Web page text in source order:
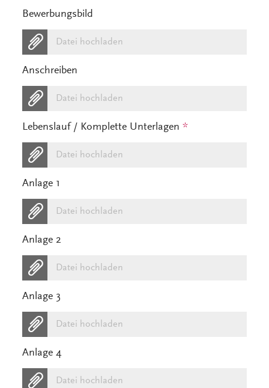
Bewerbungsbild
Datei hochladen
Anschreiben
Datei hochladen
Lebenslauf / Komplette Unterlagen*
Datei hochladen
Anlage 1
Datei hochladen
Anlage 2
Datei hochladen
Anlage 3
Datei hochladen
Anlage 4
Datei hochladen